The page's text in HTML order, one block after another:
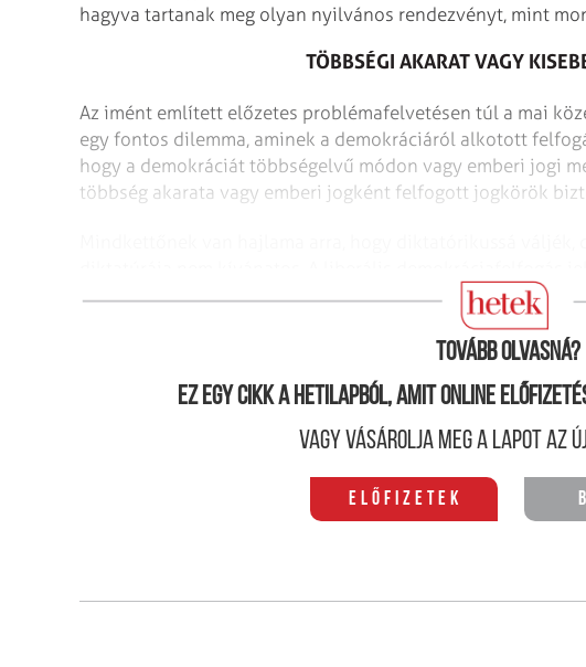
hagyva tartanak meg olyan nyilvános rendezvényt, mint
TÖBBSÉGI AKARAT VAGY
Az imént említett előzetes problémafelvetésen túl a mai
egy fontos dilemma, aminek a demokráciáról alkotott
hogy a demokráciát többségelvű módon vagy emberi jogi
többség akarata vagy emberi jogként felfogott jogkörök
kitéve, hogy bizonyos csoportjogok túlburjánzása révén
Tovább olvasná?
Ez egy cikk a hetilapból, amit online
Vagy vásárolja meg a lapot az
Előfizetek